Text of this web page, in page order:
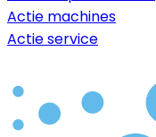
Actie machines
Actie service